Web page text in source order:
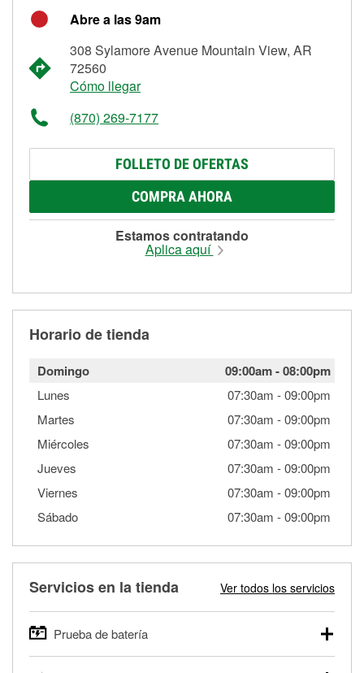
Abre a las 9am
308 Sylamore Avenue Mountain View, AR
72560
Cómo llegar
(870) 269-7177
FOLLETO DE OFERTAS
COMPRA AHORA
Estamos contratando
Aplica aquí
Horario de tienda
Domingo 09:00am-08:00pm
Lunes 07:30am -09:00pm
Martes
07:30am -09:00pm
Miércoles
07:30am -09:00pm
Jueves
07:30am -09:00pm
Viernes
07:30am -09:00pm
Sábado
07:30am -09:00pm
Servicios en la tienda Ver todos los servicios
Prueba de batería